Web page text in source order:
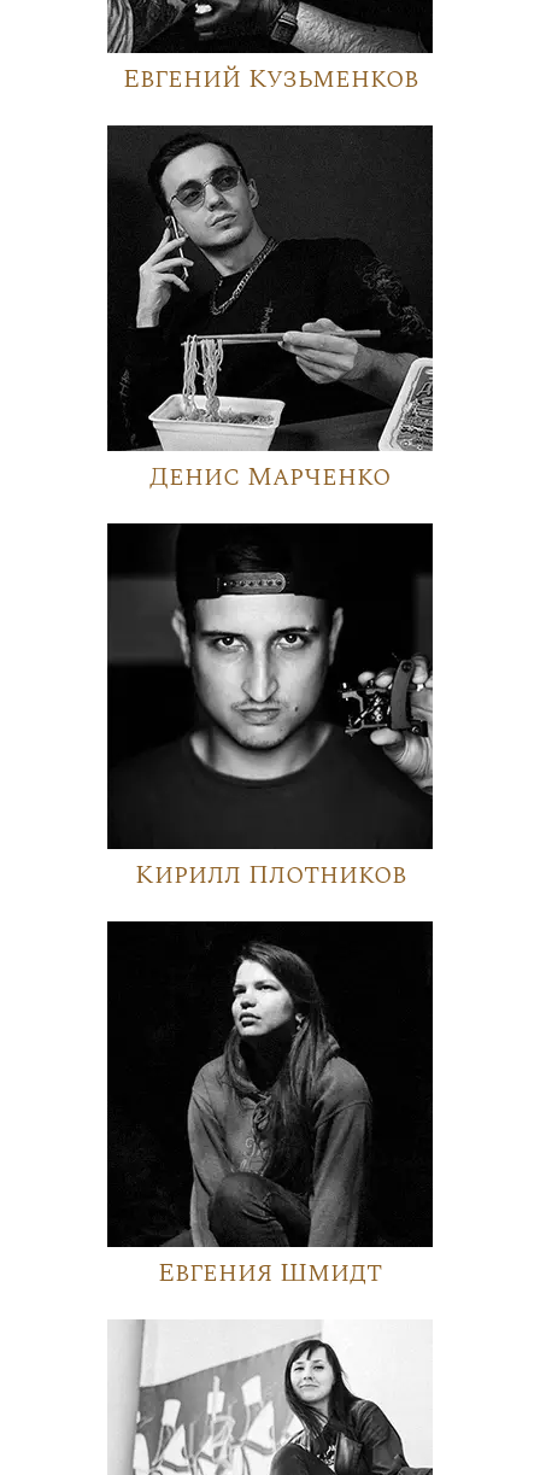
Евгений Кузьменков
Денис Марченко
Кирилл Плотников
Евгения Шмидт